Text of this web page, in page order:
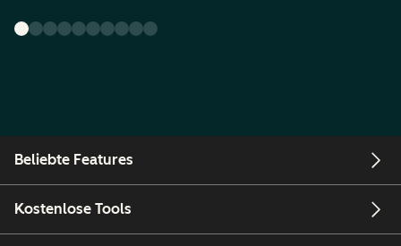
Beliebte Features
Kostenlose Tools